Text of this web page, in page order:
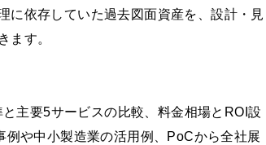
に依存していた過去図面資産を、設計・見
ます。
主要5サービスの比較、料金相場とROI設
や中小製造業の活用例、PoCから全社展